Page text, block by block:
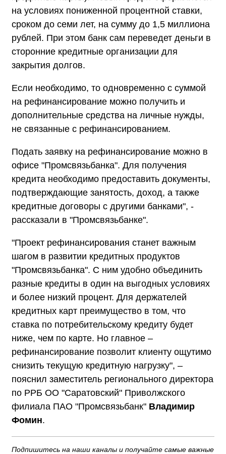
на условиях пониженной процентной ставки,
сроком до семи лет, на сумму до 1,5 миллиона
рублей. При этом банк сам переведет деньги в
сторонние кредитные организации для
закрытия долгов.
Если необходимо, то одновременно с суммой
на рефинансирование можно получить и
дополнительные средства на личные нужды,
не связанные с рефинансированием.
Подать заявку на рефинансирование можно в
офисе "Промсвязьбанка". Для получения
кредита необходимо предоставить документы,
подтверждающие занятость, доход, а также
кредитные договоры с другими банками", -
рассказали в "Промсвязьбанке".
"Проект рефинансирования станет важным
шагом в развитии кредитных продуктов
"Промсвязьбанка". С ним удобно объединить
разные кредиты в один на выгодных условиях
и более низкий процент. Для держателей
кредитных карт преимущество в том, что
ставка по потребительскому кредиту будет
ниже, чем по карте. Но главное –
рефинансирование позволит клиенту ощутимо
снизить текущую кредитную нагрузку", –
пояснил заместитель регионального директора
по РРБ ОО "Саратовский" Приволжского
филиала ПАО "Промсвязьбанк" Владимир
Фомин.
Подпишитесь на наши каналы и получайте самые важные